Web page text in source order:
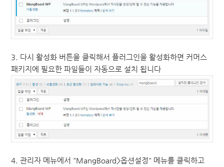
3. 다시 활성화 버튼을 클릭해서 플러그인을 활성화하면 커머스
패키지에 필요한 파일들이 자동으로 설치 됩니다
4. 관리자 메뉴에서 "MangBoard>옵션설정" 메뉴를 클릭하고